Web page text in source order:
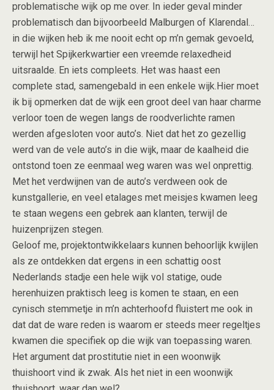
problematische wijk op me over. In ieder geval minder
problematisch dan bijvoorbeeld Malburgen of Klarendal…
in die wijken heb ik me nooit echt op m’n gemak gevoeld,
terwijl het Spijkerkwartier een vreemde relaxedheid
uitsraalde. En iets compleets. Het was haast een
complete stad, samengebald in een enkele wijk.Hier moet
ik bij opmerken dat de wijk een groot deel van haar charme
verloor toen de wegen langs de roodverlichte ramen
werden afgesloten voor auto’s. Niet dat het zo gezellig
werd van de vele auto’s in die wijk, maar de kaalheid die
ontstond toen ze eenmaal weg waren was wel onprettig.
Met het verdwijnen van de auto’s verdween ook de
kunstgallerie, en veel etalages met meisjes kwamen leeg
te staan wegens een gebrek aan klanten, terwijl de
huizenprijzen stegen.
Geloof me, projektontwikkelaars kunnen behoorlijk kwijlen
als ze ontdekken dat ergens in een schattig oost
Nederlands stadje een hele wijk vol statige, oude
herenhuizen praktisch leeg is komen te staan, en een
cynisch stemmetje in m’n achterhoofd fluistert me ook in
dat dat de ware reden is waarom er steeds meer regeltjes
kwamen die specifiek op die wijk van toepassing waren.
Het argument dat prostitutie niet in een woonwijk
thuishoort vind ik zwak. Als het niet in een woonwijk